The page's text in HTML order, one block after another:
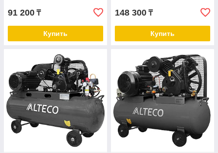
91 200 ₸
Купить
148 300 ₸
Купить